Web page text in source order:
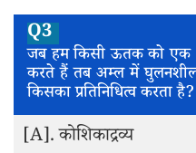
Q3
जब हम किसी ऊतक को एक
करते हैं तब अम्ल में
किसका प्रतिनिधित्व करता है?
[A].कोशिकाद्रव्य